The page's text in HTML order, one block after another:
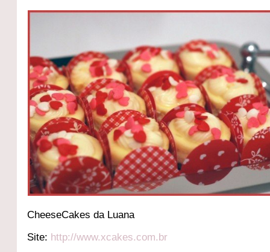
CheeseCakes da Luana
Site: http://www.xcakes.com.br